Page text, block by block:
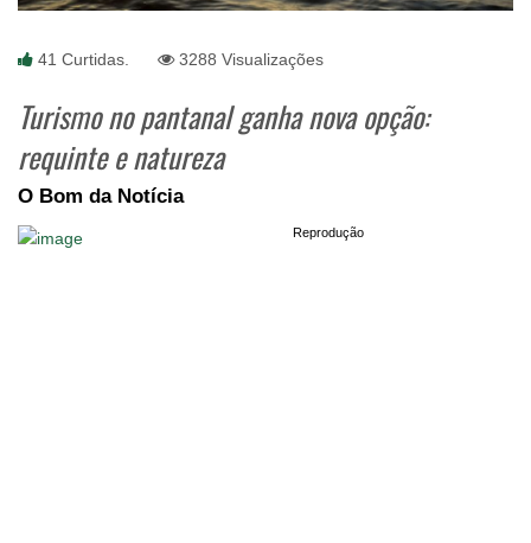
41 Curtidas. 3288 Visualizações
Turismo no pantanal ganha nova opção:
requinte e natureza
O Bom da Notícia
Reprodução